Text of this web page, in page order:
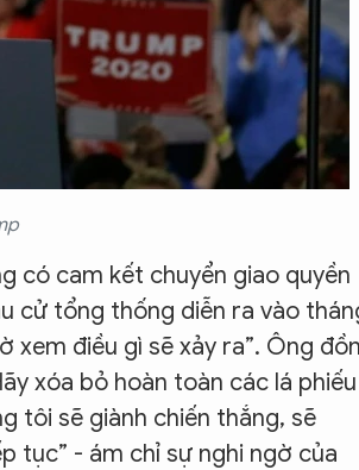
có cam kết chuyển giao quyền
cử tổng thống diễn ra vào
xem điều gì sẽ xảy ra”. Ông
xóa bỏ hoàn toàn các lá phiếu
tôi sẽ giành chiến thắng, sẽ
tục” - ám chỉ sự nghi ngờ của